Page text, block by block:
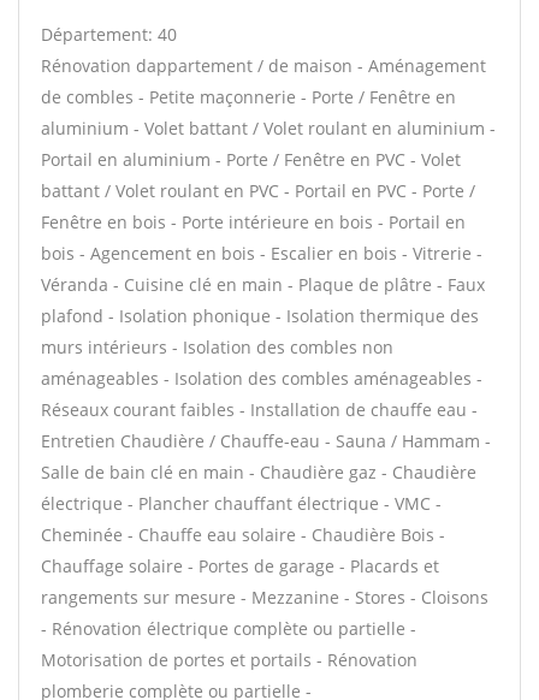
Département: 40
Rénovation dappartement / de maison - Aménagement
de combles - Petite maçonnerie - Porte / Fenêtre en
aluminium - Volet battant / Volet roulant en aluminium -
Portail en aluminium - Porte / Fenêtre en PVC - Volet
battant / Volet roulant en PVC - Portail en PVC - Porte /
Fenêtre en bois - Porte intérieure en bois - Portail en
bois - Agencement en bois - Escalier en bois - Vitrerie -
Véranda - Cuisine clé en main - Plaque de plâtre - Faux
plafond - Isolation phonique - Isolation thermique des
murs intérieurs - Isolation des combles non
aménageables - Isolation des combles aménageables -
Réseaux courant faibles - Installation de chauffe eau -
Entretien Chaudière / Chauffe-eau - Sauna / Hammam -
Salle de bain clé en main - Chaudière gaz - Chaudière
électrique - Plancher chauffant électrique - VMC -
Cheminée - Chauffe eau solaire - Chaudière Bois -
Chauffage solaire - Portes de garage - Placards et
rangements sur mesure - Mezzanine - Stores - Cloisons
- Rénovation électrique complète ou partielle -
Motorisation de portes et portails - Rénovation
plomberie complète ou partielle -